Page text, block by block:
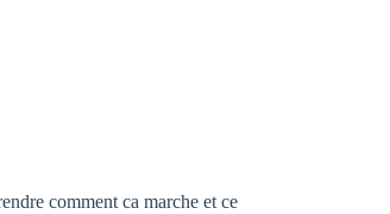
comment ca marche et ce